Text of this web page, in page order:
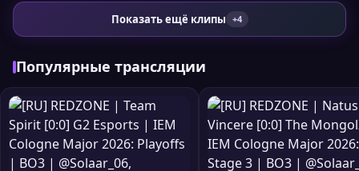
Показать ещё клипы +4
Популярные трансляции